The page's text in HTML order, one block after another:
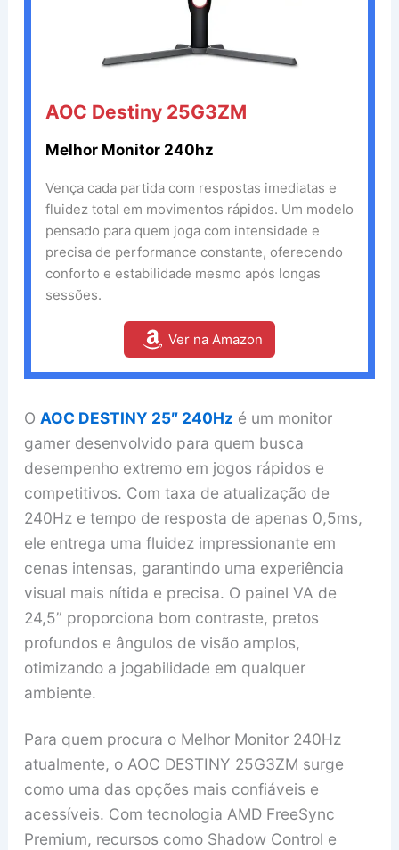
AOC Destiny 25G3ZM
Melhor Monitor 240hz
Vença cada partida com respostas imediatas e
fluidez total em movimentos rápidos. Um modelo
pensado para quem joga com intensidade e
precisa de performance constante, oferecendo
conforto e estabilidade mesmo após longas
sessões.
Ver na Amazon
O AOC DESTINY 25″ 240Hz é um monitor
gamer desenvolvido para quem busca
desempenho extremo em jogos rápidos e
competitivos. Com taxa de atualização de
240Hz e tempo de resposta de apenas 0,5ms,
ele entrega uma fluidez impressionante em
cenas intensas, garantindo uma experiência
visual mais nítida e precisa. O painel VA de
24,5” proporciona bom contraste, pretos
profundos e ângulos de visão amplos,
otimizando a jogabilidade em qualquer
ambiente.
Para quem procura o Melhor Monitor 240Hz
atualmente, o AOC DESTINY 25G3ZM surge
como uma das opções mais confiáveis e
acessíveis. Com tecnologia AMD FreeSync
Premium, recursos como Shadow Control e